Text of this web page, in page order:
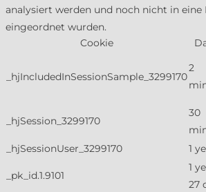
analysiert werden und noch nicht in eine
eingeordnet wurden.
Cookie
_hjIncludedInSessionSample_3299170
2
_hjSession_3299170
30
_hjSessionUser_3299170 1
_pk_id.1.9101
1
27